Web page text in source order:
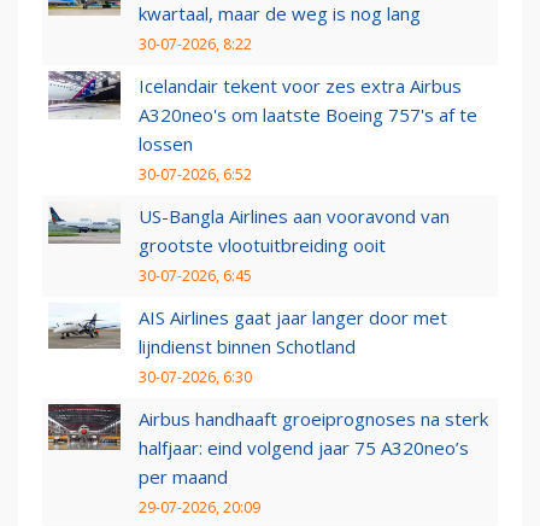
kwartaal, maar de weg is nog lang
30-07-2026, 8:22
Icelandair tekent voor zes extra Airbus
A320neo's om laatste Boeing 757's af te
lossen
30-07-2026, 6:52
US-Bangla Airlines aan vooravond van
grootste vlootuitbreiding ooit
30-07-2026, 6:45
AIS Airlines gaat jaar langer door met
lijndienst binnen Schotland
30-07-2026, 6:30
Airbus handhaaft groeiprognoses na sterk
halfjaar: eind volgend jaar 75 A320neo’s
per maand
29-07-2026, 20:09